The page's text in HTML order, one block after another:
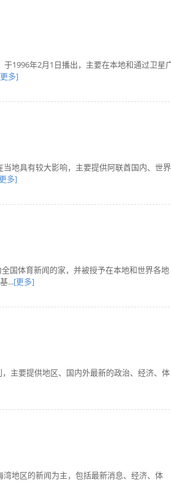
1996年2月1日播出，主要在本地和通过卫星
多]
多]
国体育新闻的家，并被授予在本地和世界各地
...[更多]